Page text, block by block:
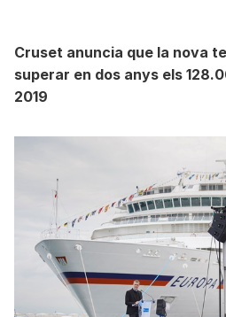
Cruset anuncia que la nova
superar en dos anys els
2019